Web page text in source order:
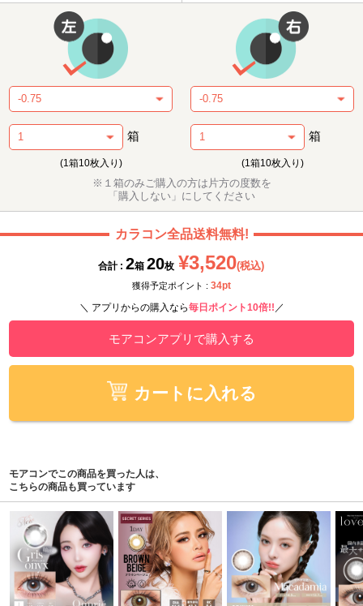
箱
(1箱10枚入り)
箱
(1箱10枚入り)
※１箱のみご購入の方は片方の度数を
「購入しない」にしてください
カラコン全品送料無料!
合計 : 2箱 20枚 ¥3,520(税込)
獲得予定ポイント : 34pt
＼ アプリからの購入なら毎日ポイント10倍!! ／
モアコンアプリで購入する
カートに入れる
モアコンでこの商品を買った人は、
こちらの商品も買っています